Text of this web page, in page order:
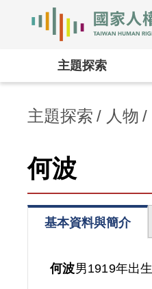
主題探索
主題探索 人物
何波
基本資料與簡介
何波男1919年出生